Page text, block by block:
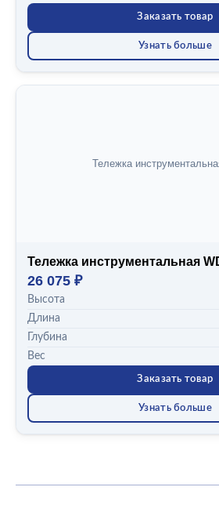
Заказать товар
Узнать больше
Тележка
Тележка инструментальная
26 075 ₽
Высота
Длина
Глубина
Вес
Заказать товар
Узнать больше